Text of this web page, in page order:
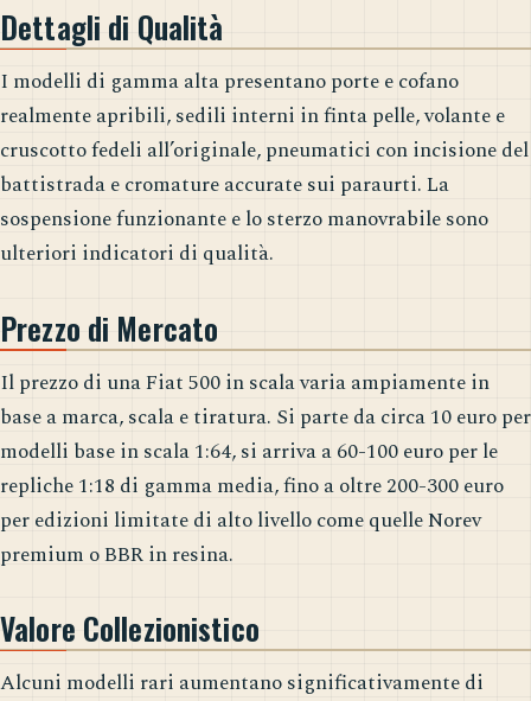
Dettagli di Qualità
I modelli di gamma alta presentano porte e cofano
realmente apribili, sedili interni in finta pelle, volante e
cruscotto fedeli all’originale, pneumatici con incisione del
battistrada e cromature accurate sui paraurti. La
sospensione funzionante e lo sterzo manovrabile sono
ulteriori indicatori di qualità.
Prezzo di Mercato
Il prezzo di una Fiat 500 in scala varia ampiamente in
base a marca, scala e tiratura. Si parte da circa 10 euro per
modelli base in scala 1:64, si arriva a 60-100 euro per le
repliche 1:18 di gamma media, fino a oltre 200-300 euro
per edizioni limitate di alto livello come quelle Norev
premium o BBR in resina.
Valore Collezionistico
Alcuni modelli rari aumentano significativamente di